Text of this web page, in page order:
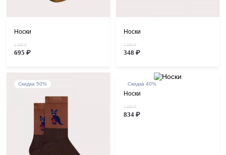
Носки
1 390 ₽
695 ₽
Носки
1 390 ₽
348 ₽
Скидка 50% Скидка 40%
Носки
1 390 ₽
834 ₽